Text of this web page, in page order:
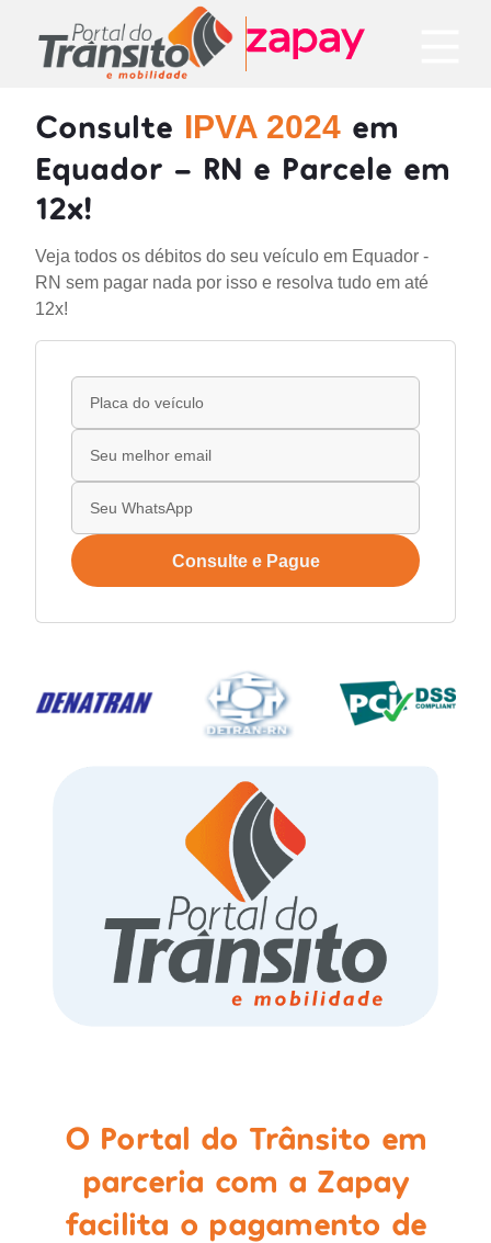
Consulte IPVA 2024 em
Equador - RN e Parcele em
12x!
Veja todos os débitos do seu veículo em Equador -
RN sem pagar nada por isso e resolva tudo em até
12x!
Consulte e Pague
O Portal do Trânsito em
parceria com a Zapay
facilita o pagamento de